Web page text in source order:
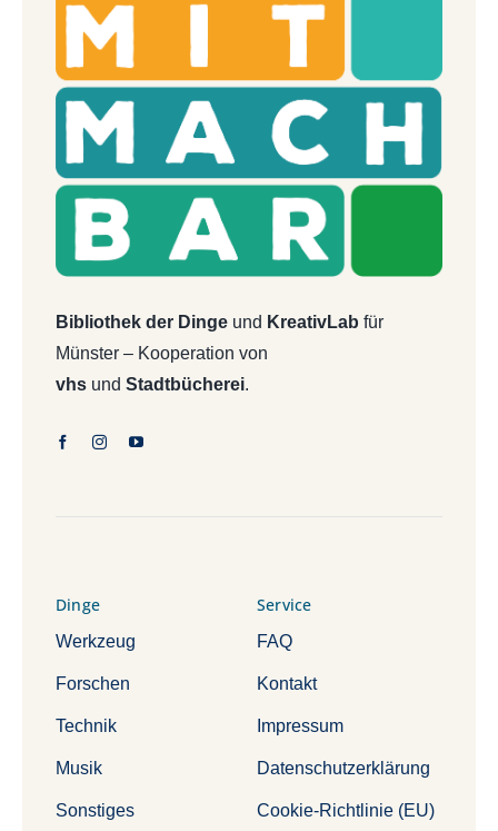
Bibliothek der Dingeund KreativLab für
Münster – Kooperation von
vhsund Stadtbücherei.
Dinge
Werkzeug
Forschen
Technik
Musik
Sonstiges
Service
FAQ
Kontakt
Impressum
Datenschutzerklärung
Cookie-Richtlinie (EU)